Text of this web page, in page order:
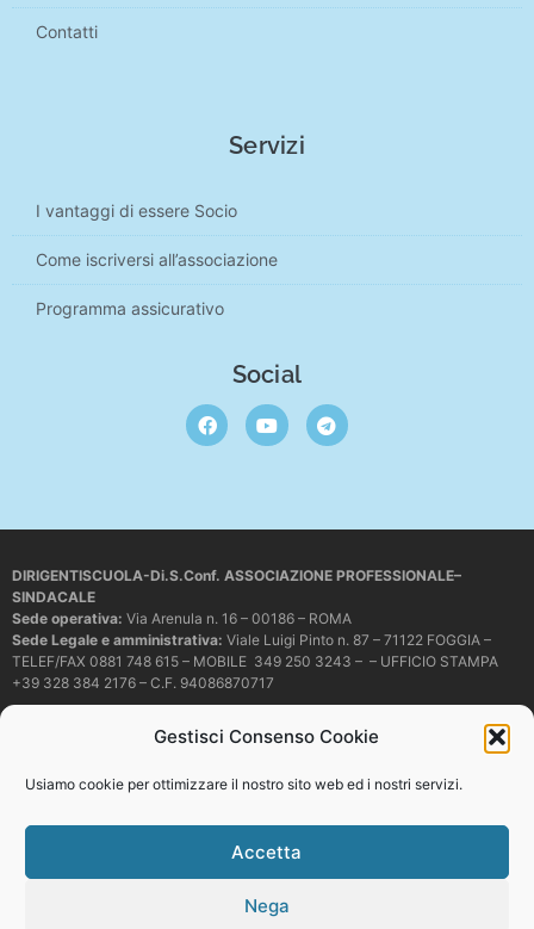
Gestisci Consenso Cookie
Usiamo cookie per ottimizzare il nostro sito web ed i nostri servizi.
Accetta
Nega
Contatti
Servizi
I vantaggi di essere Socio
Come iscriversi all’associazione
Programma assicurativo
Social
DIRIGENTISCUOLA-Di.S.Conf. ASSOCIAZIONE PROFESSIONALE–
SINDACALE
Sede operativa: Via Arenula n. 16 – 00186 – ROMA
Sede Legale e amministrativa: Viale Luigi Pinto n. 87 – 71122 FOGGIA –
TELEF/FAX 0881 748 615 – MOBILE 349 250 3243 – – UFFICIO STAMPA
+39 328 384 2176 – C.F. 94086870717
dirigentiscuola@pec.it
copiare o riprodurre in alcun modo i contenuti presenti in questo sito se non